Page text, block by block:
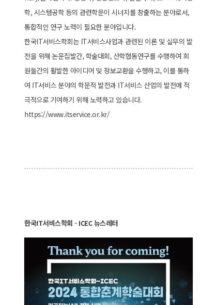
학, 시스템공학 등의 관련학문이 시너지를 창출하는 분야로서,
통합적인 연구 노력이 필요한 분야입니다.
한국IT서비스학회는 IT서비스사업과 관련된 이론 및 실무의 발
전을 위해 논문집발간, 학술대회, 산학협동연구를 수행하여 회
원들간의 활발한 아이디어 및 정보교환을 수행하고, 이를 통하
여 IT서비스 분야의 학문적 발전과 IT서비스 산업의 발전에 적
극적으로 기여하기 위해 노력하고 있습니다.
https://www.itservice.or.kr/
한국IT서비스학회 - ICEC 뉴스레터